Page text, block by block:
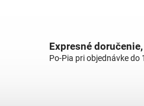
Expresné
Po-Pia pri objednávke do